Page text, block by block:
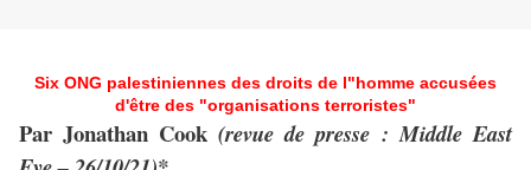
Six ONG palestiniennes des droits de l"homme accusées
d'être des "organisations terroristes"
Par Jonathan Cook (revue de presse : Middle East